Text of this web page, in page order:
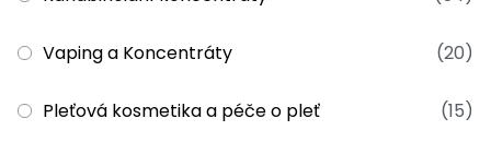
Vaping a Koncentráty (20)
Pleťová kosmetika a péče o pleť (15)